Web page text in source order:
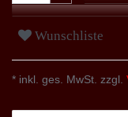
Wunschliste
* inkl. ges. MwSt. zzgl.